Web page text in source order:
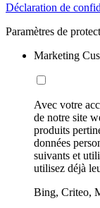
Déclaration de
Paramètres de
Marketing
Avec votre
de notre site
produits
données
suivants et
utilisez déjà
Bing, Criteo,